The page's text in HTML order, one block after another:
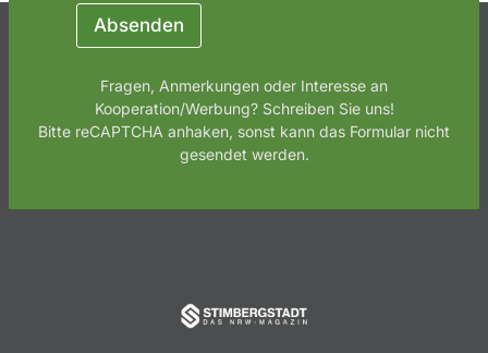
Absenden
Fragen, Anmerkungen oder Interesse an
Kooperation/Werbung? Schreiben Sie uns!
Bitte reCAPTCHA anhaken, sonst kann das Formular nicht
gesendet werden.